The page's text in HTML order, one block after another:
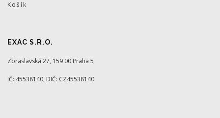
Košík
EXAC S.R.O.
Zbraslavská 27, 159 00 Praha 5
IČ: 45538140, DIČ: CZ45538140